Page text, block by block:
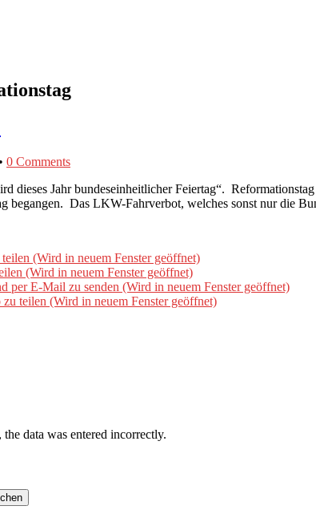
• 0 Comments
dieses Jahr bundeseinheitlicher Feiertag“.
begangen. Das LKW-Fahrverbot, welches sonst nur die
(Wird in neuem Fenster geöffnet)
(Wird in neuem Fenster geöffnet)
per E-Mail zu senden (Wird in neuem Fenster geöffnet)
teilen (Wird in neuem Fenster geöffnet)
data was entered incorrectly.